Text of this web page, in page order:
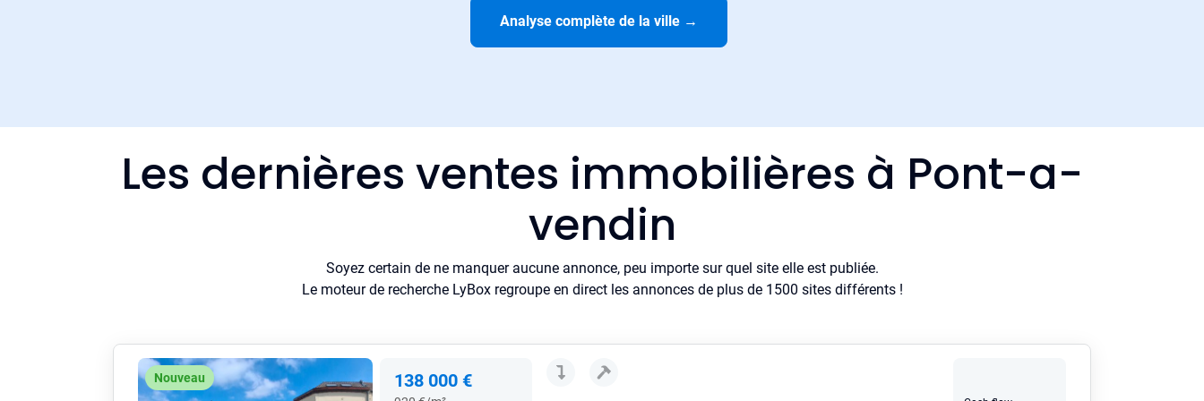
Analyse complète de la ville →
Les dernières ventes immobilières à Pont-a-
vendin
Soyez certain de ne manquer aucune annonce, peu importe sur quel site elle est publiée.
Le moteur de recherche LyBox regroupe en direct les annonces de plus de 1500 sites différents !
Nouveau 138 000 €